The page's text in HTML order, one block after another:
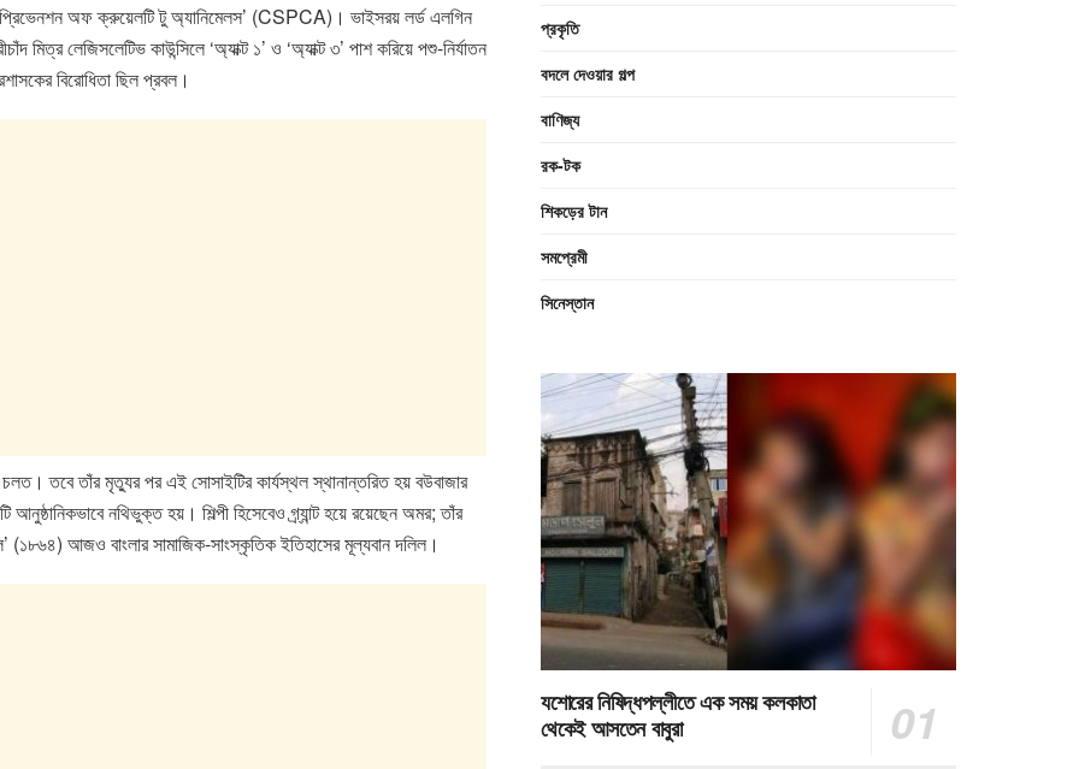
প্রিভেনশন অফ ক্রুয়েলটি টু অ্যানিমেলস’ (CSPCA)। ভাইসরয় লর্ড এলগিন
লেজিসলেটিভ কাউন্সিলে ‘অ্যাক্ট ১’ ও ‘অ্যাক্ট ৩’ পাশ করিয়ে পশু-নির্যাতন
বিরোধিতা ছিল প্রবল।
চলত। তবে তাঁর মৃত্যুর পর এই সোসাইটির কার্যস্থল স্থানান্তরিত হয় বউবাজার
নথিভুক্ত হয়। শিল্পী হিসেবেও গ্র্যান্ট হয়ে রয়েছেন অমর; তাঁর
(১৮৬৪) আজও বাংলার সামাজিক-সাংস্কৃতিক ইতিহাসের মূল্যবান দলিল।
প্রকৃতি
বদলে দেওয়ার গল্প
বাণিজ্য
রক-টক
শিকড়ের টান
সমপ্রেমী
সিনেস্তান
যশোরের নিষিদ্ধপল্লীতে এক সময় কলকাতা
থেকেই আসতেন বাবুরা